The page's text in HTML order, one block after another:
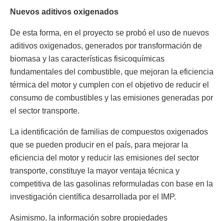
Nuevos aditivos oxigenados
De esta forma, en el proyecto se probó el uso de nuevos
aditivos oxigenados, generados por transformación de
biomasa y las características fisicoquímicas
fundamentales del combustible, que mejoran la eficiencia
térmica del motor y cumplen con el objetivo de reducir el
consumo de combustibles y las emisiones generadas por
el sector transporte.
La identificación de familias de compuestos oxigenados
que se pueden producir en el país, para mejorar la
eficiencia del motor y reducir las emisiones del sector
transporte, constituye la mayor ventaja técnica y
competitiva de las gasolinas reformuladas con base en la
investigación científica desarrollada por el IMP.
Asimismo, la información sobre propiedades